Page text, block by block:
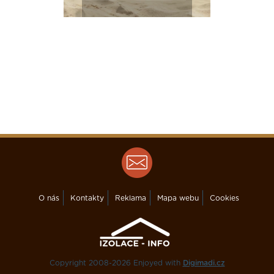
O nás Kontakty Reklama Mapa webu Cookies
Copyright 2008-2026 Enjoyed with Digimadi.cz